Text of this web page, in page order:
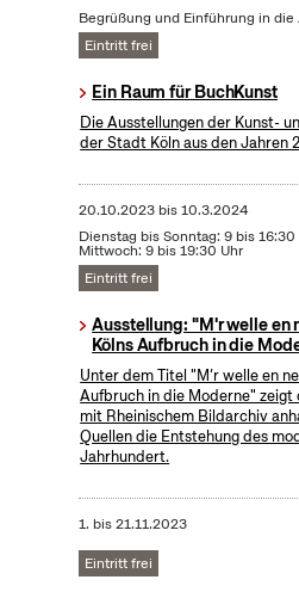
Begrüßung und Einführung in die
Eintritt frei
Ein Raum für BuchKunst
Die Ausstellungen der Kunst-
der Stadt Köln aus den Jahren
20.10.2023bis10.3.2024
Dienstag bis Sonntag: 9 bis 16:30
Mittwoch: 9 bis 19:30 Uhr
Eintritt frei
Ausstellung: "M'r welle en
Kölns Aufbruch in die
Unter dem Titel "M’r welle en
Aufbruch in die Moderne"
mit Rheinischem Bildarchiv
Quellen die Entstehung des
Jahrhundert.
1. bis21.11.2023
Eintritt frei